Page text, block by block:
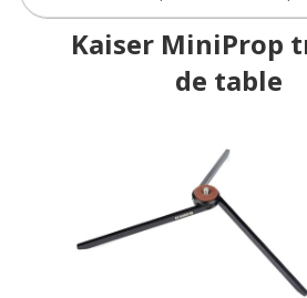
Kaiser MiniProp
de table